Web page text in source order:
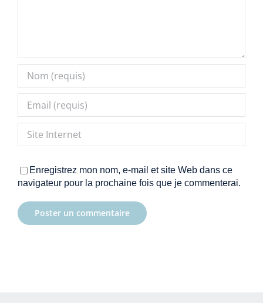
Enregistrez mon nom, e-mail et site Web dans ce
navigateur pour la prochaine fois que je commenterai.